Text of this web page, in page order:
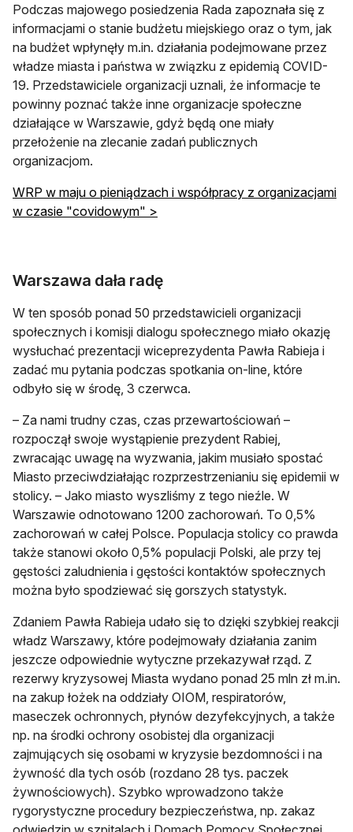
Podczas majowego posiedzenia Rada zapoznała się z
informacjami o stanie budżetu miejskiego oraz o tym, jak
na budżet wpłynęły m.in. działania podejmowane przez
władze miasta i państwa w związku z epidemią COVID-
19. Przedstawiciele organizacji uznali, że informacje te
powinny poznać także inne organizacje społeczne
działające w Warszawie, gdyż będą one miały
przełożenie na zlecanie zadań publicznych
organizacjom.
WRP w maju o pieniądzach i współpracy z organizacjami
w czasie "covidowym" >
Warszawa dała radę
W ten sposób ponad 50 przedstawicieli organizacji
społecznych i komisji dialogu społecznego miało okazję
wysłuchać prezentacji wiceprezydenta Pawła Rabieja i
zadać mu pytania podczas spotkania on-line, które
odbyło się w środę, 3 czerwca.
– Za nami trudny czas, czas przewartościowań –
rozpoczął swoje wystąpienie prezydent Rabiej,
zwracając uwagę na wyzwania, jakim musiało spostać
Miasto przeciwdziałając rozprzestrzenianiu się epidemii w
stolicy. – Jako miasto wyszliśmy z tego nieźle. W
Warszawie odnotowano 1200 zachorowań. To 0,5%
zachorowań w całej Polsce. Populacja stolicy co prawda
także stanowi około 0,5% populacji Polski, ale przy tej
gęstości zaludnienia i gęstości kontaktów społecznych
można było spodziewać się gorszych statystyk.
Zdaniem Pawła Rabieja udało się to dzięki szybkiej reakcji
władz Warszawy, które podejmowały działania zanim
jeszcze odpowiednie wytyczne przekazywał rząd. Z
rezerwy kryzysowej Miasta wydano ponad 25 mln zł m.in.
na zakup łożek na oddziały OIOM, respiratorów,
maseczek ochronnych, płynów dezyfekcyjnych, a także
np. na środki ochrony osobistej dla organizacji
zajmujących się osobami w kryzysie bezdomności i na
żywność dla tych osób (rozdano 28 tys. paczek
żywnościowych). Szybko wprowadzono także
rygorystyczne procedury bezpieczeństwa, np. zakaz